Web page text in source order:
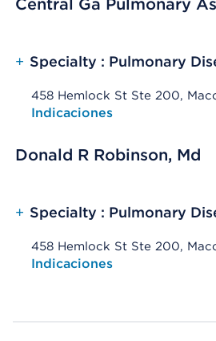
Central Ga Pulmonary
+ Specialty : Pulmonary
458 Hemlock St Ste 200,
Opens native map
Indicaciones
Donald R Robinson, Md
+ Specialty : Pulmonary
458 Hemlock St Ste 200,
Opens native map
Indicaciones